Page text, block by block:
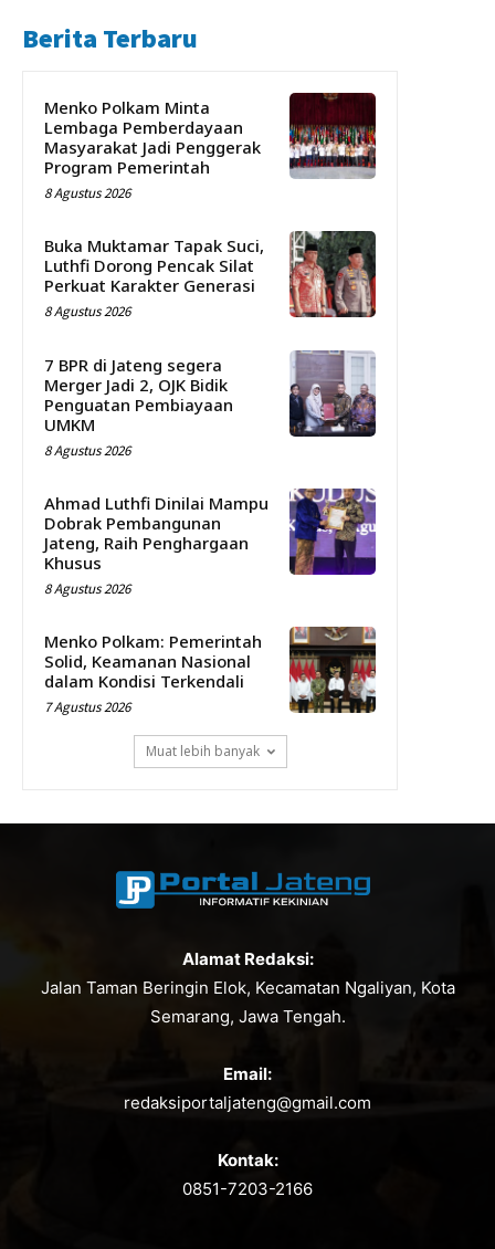
Berita Terbaru
Menko Polkam Minta
Lembaga Pemberdayaan
Masyarakat Jadi Penggerak
Program Pemerintah
8 Agustus 2026
Buka Muktamar Tapak Suci,
Luthfi Dorong Pencak Silat
Perkuat Karakter Generasi
8 Agustus 2026
7 BPR di Jateng segera
Merger Jadi 2, OJK Bidik
Penguatan Pembiayaan
UMKM
8 Agustus 2026
Ahmad Luthfi Dinilai Mampu
Dobrak Pembangunan
Jateng, Raih Penghargaan
Khusus
8 Agustus 2026
Menko Polkam: Pemerintah
Solid, Keamanan Nasional
dalam Kondisi Terkendali
7 Agustus 2026
Muat lebih banyak
Alamat Redaksi:
Jalan Taman Beringin Elok, Kecamatan Ngaliyan, Kota
Semarang, Jawa Tengah.
Email:
redaksiportaljateng@gmail.com
Kontak:
0851-7203-2166